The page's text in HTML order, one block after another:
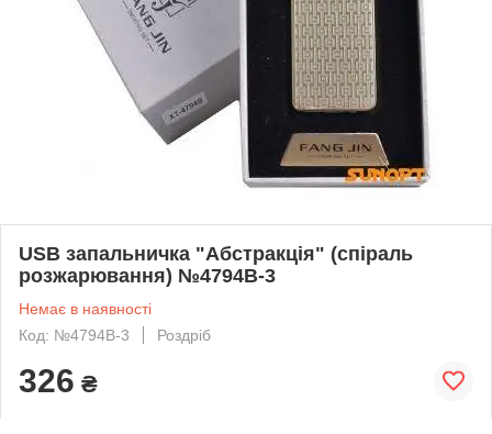
USB запальничка "Абстракція" (спіраль
розжарювання) №4794B-3
Немає в наявності
Код: №4794B-3
Роздріб
326 ₴